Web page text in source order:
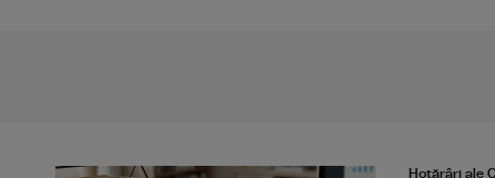
Hotărâri ale